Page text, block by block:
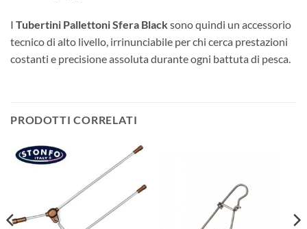
I Tubertini Pallettoni Sfera Blacksono quindi un accessorio
tecnico di alto livello, irrinunciabile per chi cerca prestazioni
costanti e precisione assoluta durante ogni battuta di pesca.
PRODOTTI CORRELATI